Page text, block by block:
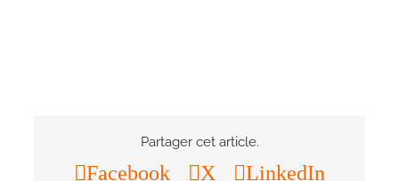
Partager cet article.
Facebook X
LinkedIn